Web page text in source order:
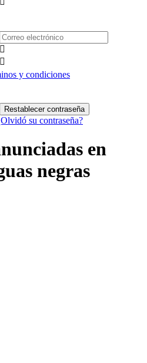
y condiciones
Restablecer contraseña
su contraseña?
en
negras